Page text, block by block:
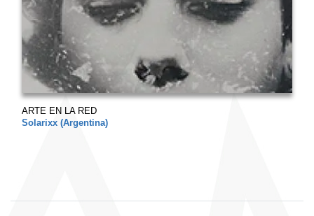
ARTE EN LA RED
Solarixx (Argentina)